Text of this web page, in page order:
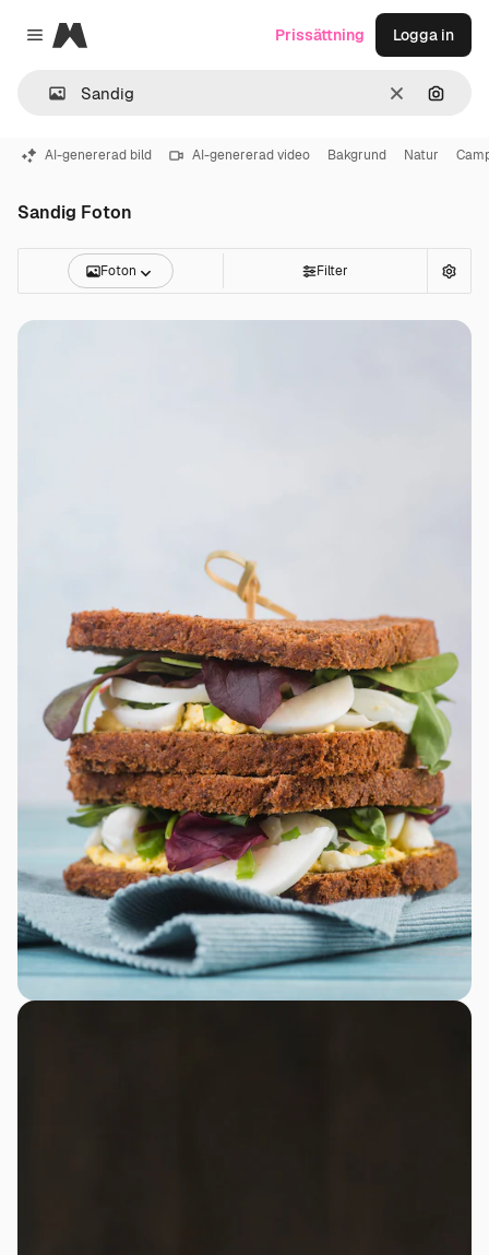
Close menu
Magnific
RensaSök
Prissättning Logga in
AI-genererad bild AI-genererad video Bakgrund Natur
Sandig Foton
Foton Filter